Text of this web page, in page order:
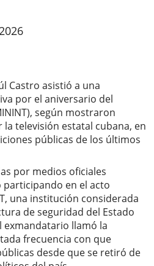
Castro asistió a una
por el aniversario del
según mostraron
televisión estatal cubana, en
públicas de los últimos
por medios oficiales
en el acto
una institución considerada
de seguridad del Estado
exmandatario llamó la
frecuencia con que
desde que se retiró de